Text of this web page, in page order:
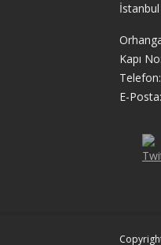
Kapı
Telefon:
E-Posta: